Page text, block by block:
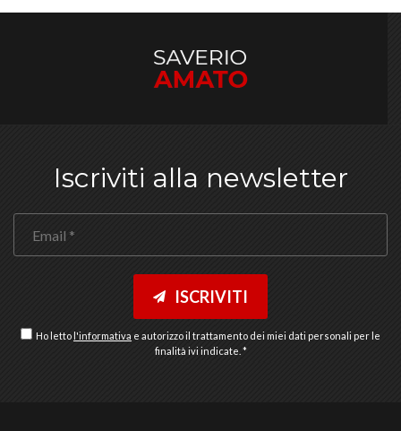
Iscriviti alla newsletter
Ho letto l'informativa e autorizzo il trattamento dei miei dati personali per le
finalità ivi indicate. *